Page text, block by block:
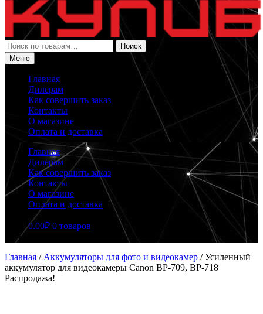
Искать:
Поиск
Меню
Главная
Дилерам
Как совершить заказ
Контакты
О магазине
Оплата и доставка
Главная
Дилерам
Как совершить заказ
Контакты
О магазине
Оплата и доставка
0.00₽ 0 товаров
Главная / Аккумуляторы для фото и видеокамер /Усиленный
аккумулятор для видеокамеры Canon BP-709, BP-718
Распродажа!